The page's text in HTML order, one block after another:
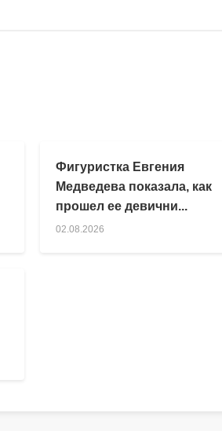
Фигуристка Евгения
Медведева показала, как
прошел ее девични...
02.08.2026